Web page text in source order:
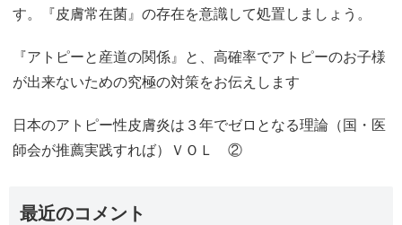
す。『皮膚常在菌』の存在を意識して処置しましょう。
『アトピーと産道の関係』と、高確率でアトピーのお子様
が出来ないための究極の対策をお伝えします
日本のアトピー性皮膚炎は３年でゼロとなる理論（国・医
師会が推薦実践すれば）ＶＯＬ ②
最近のコメント